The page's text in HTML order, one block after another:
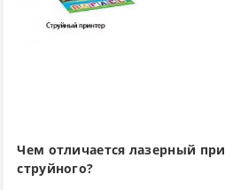
Чем отличается лазерный
струйного?